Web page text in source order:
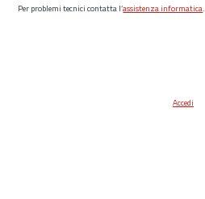
Per problemi tecnici contatta l’assistenza informatica.
Accedi